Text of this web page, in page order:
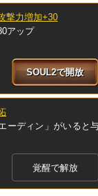
撃力増加+30
アップ
SOUL2で開放
ーディン」がいると
覚醒で解放